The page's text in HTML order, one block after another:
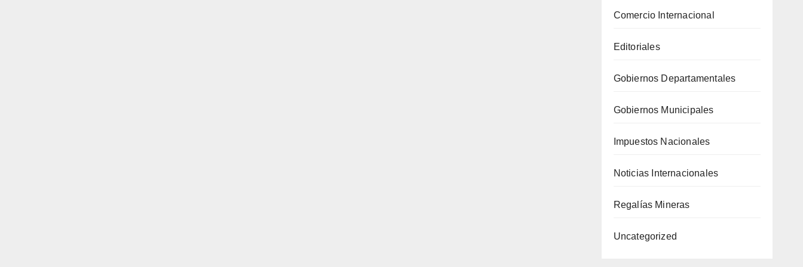
Comercio Internacional
Editoriales
Gobiernos Departamentales
Gobiernos Municipales
Impuestos Nacionales
Noticias Internacionales
Regalías Mineras
Uncategorized